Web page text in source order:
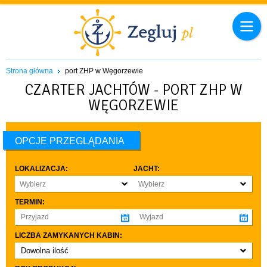
Strona główna port ZHP w Węgorzewie
CZARTER JACHTÓW - PORT ZHP W
WĘGORZEWIE
OPCJE PRZEGLĄDANIA
LOKALIZACJA:
Wybierz
JACHT:
Wybierz
TERMIN:
LICZBA ZAMYKANYCH KABIN:
Dowolna ilość